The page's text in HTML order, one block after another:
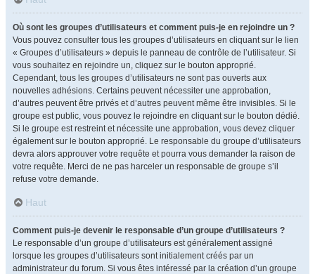
Où sont les groupes d’utilisateurs et comment puis-je en rejoindre un ?
Vous pouvez consulter tous les groupes d’utilisateurs en cliquant sur le lien
« Groupes d’utilisateurs » depuis le panneau de contrôle de l’utilisateur. Si
vous souhaitez en rejoindre un, cliquez sur le bouton approprié.
Cependant, tous les groupes d’utilisateurs ne sont pas ouverts aux
nouvelles adhésions. Certains peuvent nécessiter une approbation,
d’autres peuvent être privés et d’autres peuvent même être invisibles. Si le
groupe est public, vous pouvez le rejoindre en cliquant sur le bouton dédié.
Si le groupe est restreint et nécessite une approbation, vous devez cliquer
également sur le bouton approprié. Le responsable du groupe d’utilisateurs
devra alors approuver votre requête et pourra vous demander la raison de
votre requête. Merci de ne pas harceler un responsable de groupe s’il
refuse votre demande.
Haut
Comment puis-je devenir le responsable d’un groupe d’utilisateurs ?
Le responsable d’un groupe d’utilisateurs est généralement assigné
lorsque les groupes d’utilisateurs sont initialement créés par un
administrateur du forum. Si vous êtes intéressé par la création d’un groupe